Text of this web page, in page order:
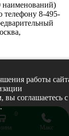
наименований)
телефону 8-495-
работы
вы соглашаетесь с
0
Макс